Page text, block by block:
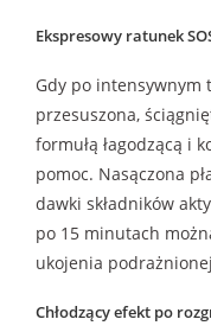
Ekspresowy ratunek
Gdy po
przesuszona,
formułą łagodzącą i
pomoc. Nasączona
dawki składników
po 15 minutach
ukojenia
Chłodzący efekt po